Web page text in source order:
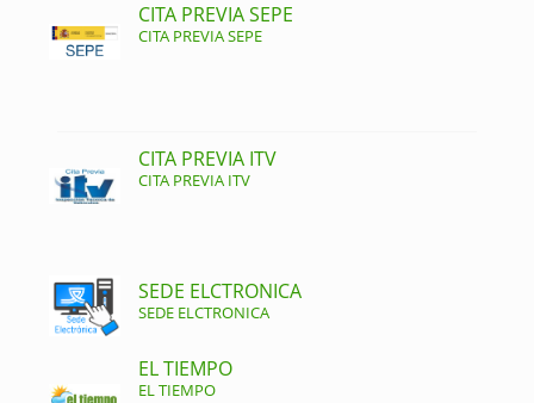
CITA PREVIA SEPE
CITA PREVIA SEPE
CITA PREVIA ITV
CITA PREVIA ITV
SEDE ELCTRONICA
SEDE ELCTRONICA
EL TIEMPO
EL TIEMPO